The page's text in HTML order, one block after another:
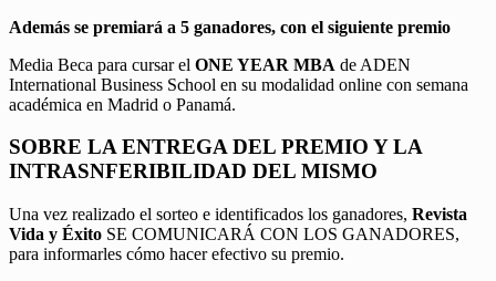
Además se premiará a 5 ganadores, con el siguiente premio
Media Beca para cursar el ONE YEAR MBA de ADEN
International Business School en su modalidad online con semana
académica en Madrid o Panamá.
SOBRE LA ENTREGA DEL PREMIO Y LA
INTRASNFERIBILIDAD DEL MISMO
Una vez realizado el sorteo e identificados los ganadores, Revista
Vida y Éxito SE COMUNICARÁ CON LOS GANADORES,
para informarles cómo hacer efectivo su premio.